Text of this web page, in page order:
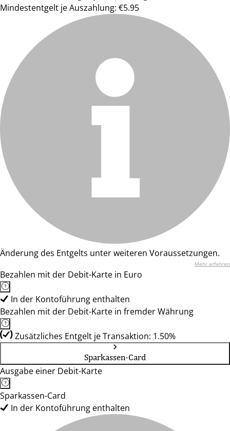
Mindestentgelt je Auszahlung: €5.95
Änderung des Entgelts unter weiteren Voraussetzungen.
Mehr erfahren
Bezahlen mit der Debit-Karte in Euro
In der Kontoführung enthalten
Bezahlen mit der Debit-Karte in fremder Währung
Zusätzliches Entgelt je Transaktion: 1.50%
Sparkassen-Card
Ausgabe einer Debit-Karte
Sparkassen-Card
In der Kontoführung enthalten